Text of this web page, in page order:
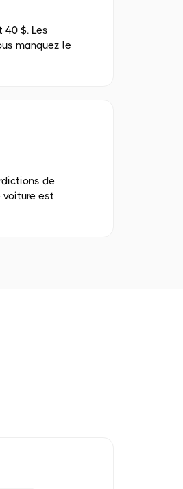
40 $. Les
manquez le
de
voiture est